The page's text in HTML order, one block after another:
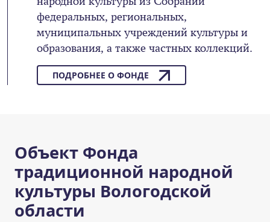
федеральных, региональных,
муниципальных учреждений культуры и
образования, а также частных коллекций.
ПОДРОБНЕЕ О ФОНДЕ
Объект Фонда
традиционной народной
культуры Вологодской
области